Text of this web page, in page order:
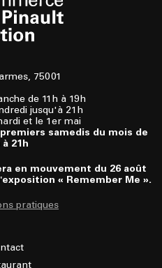
75001
de 11h à 19h
jusqu'à 21h
et le 1er mai
samedis du mois de
à 21h
en mouvement du 26 août
« Remember Me ».
pratiques